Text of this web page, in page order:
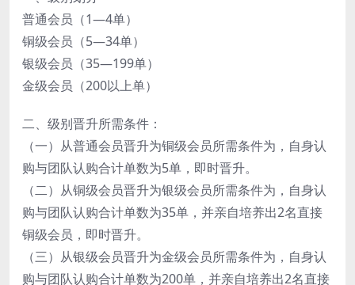
普通会员（1—4单）
铜级会员（5—34单）
银级会员（35—199单）
金级会员（200以上单）
二、级别晋升所需条件：
（一）从普通会员晋升为铜级会员所需条件为，自身认
购与团队认购合计单数为5单，即时晋升。
（二）从铜级会员晋升为银级会员所需条件为，自身认
购与团队认购合计单数为35单，并亲自培养出2名直接
铜级会员，即时晋升。
（三）从银级会员晋升为金级会员所需条件为，自身认
购与团队认购合计单数为200单，并亲自培养出2名直接